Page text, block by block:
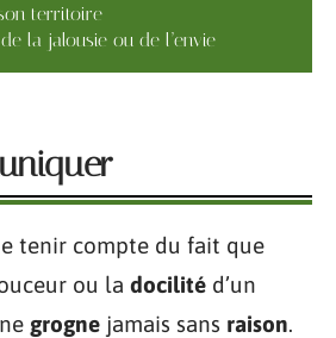
territoire
la jalousie ou de l’envie
tenir compte du fait que
ou la docilité d’un
grogne jamais sans raison.